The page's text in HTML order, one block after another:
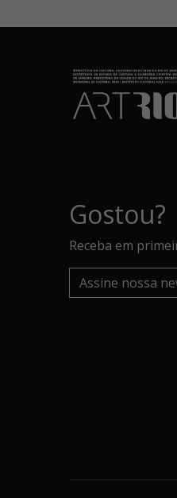
Gostou?
Receba em
Assine nossa